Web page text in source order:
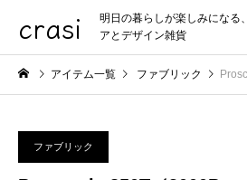
crasi
明日の暮らしが楽しみになる
アとデザイン雑貨
アイテム一覧 ファブリック
ファブリック